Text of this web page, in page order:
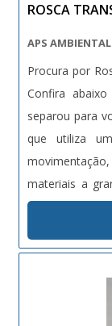
ROSCA
APS AMBIENTAL
Procura por
Confira
separou para
que utiliza
materiais a
Tipos de
carbono. A
pela....